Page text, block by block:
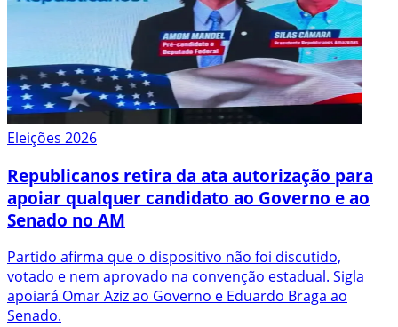
Eleições 2026
Republicanos retira da ata autorização para
apoiar qualquer candidato ao Governo e ao
Senado no AM
Partido afirma que o dispositivo não foi discutido,
votado e nem aprovado na convenção estadual. Sigla
apoiará Omar Aziz ao Governo e Eduardo Braga ao
Senado.